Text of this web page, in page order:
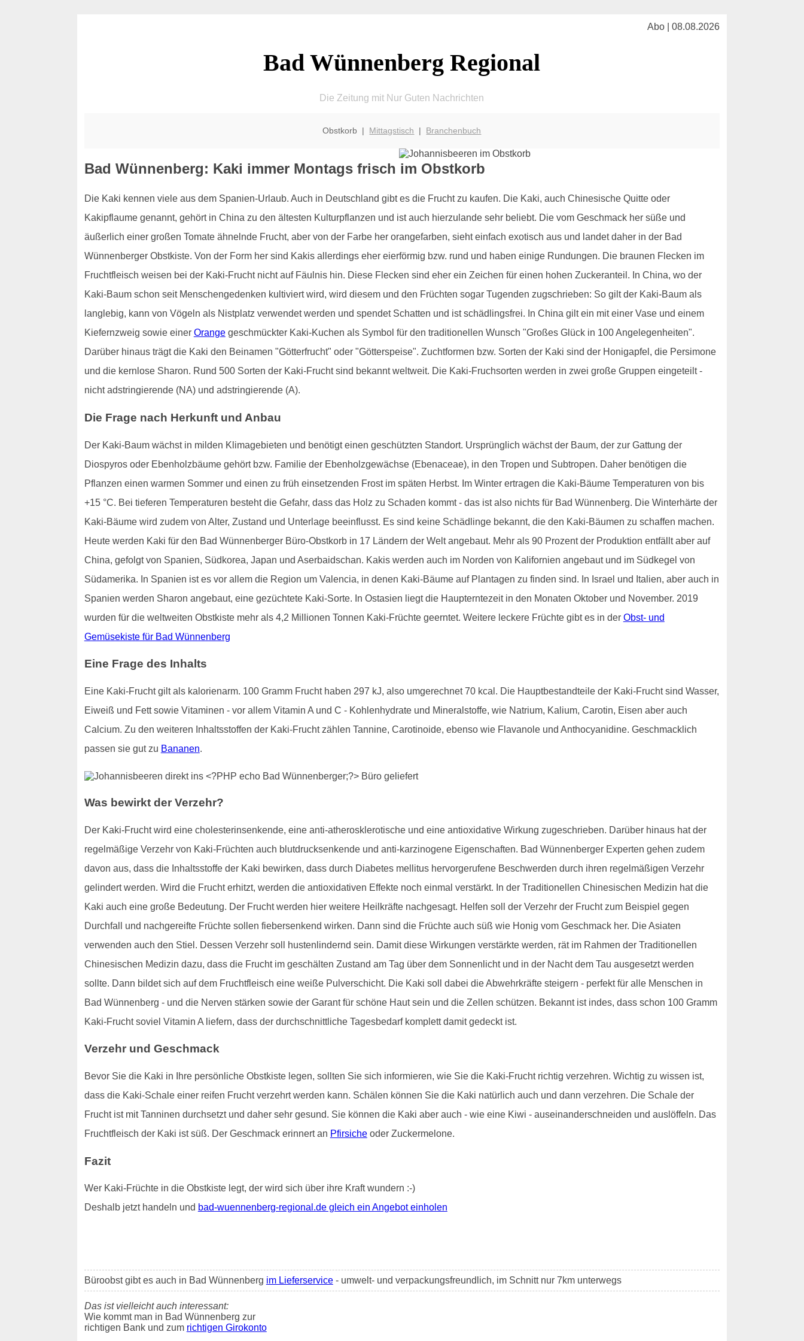
Abo | 08.08.2026
Bad Wünnenberg Regional
Die Zeitung mit Nur Guten Nachrichten
Obstkorb | Mittagstisch | Branchenbuch
Bad Wünnenberg: Kaki immer Montags frisch im Obstkorb
Die Kaki kennen viele aus dem Spanien-Urlaub. Auch in Deutschland gibt es die Frucht zu kaufen. Die Kaki, auch Chinesische Quitte oder
Kakipflaume genannt, gehört in China zu den ältesten Kulturpflanzen und ist auch hierzulande sehr beliebt. Die vom Geschmack her süße und
äußerlich einer großen Tomate ähnelnde Frucht, aber von der Farbe her orangefarben, sieht einfach exotisch aus und landet daher in der Bad
Wünnenberger Obstkiste. Von der Form her sind Kakis allerdings eher eierförmig bzw. rund und haben einige Rundungen. Die braunen Flecken im
Fruchtfleisch weisen bei der Kaki-Frucht nicht auf Fäulnis hin. Diese Flecken sind eher ein Zeichen für einen hohen Zuckeranteil. In China, wo der
Kaki-Baum schon seit Menschengedenken kultiviert wird, wird diesem und den Früchten sogar Tugenden zugschrieben: So gilt der Kaki-Baum als
langlebig, kann von Vögeln als Nistplatz verwendet werden und spendet Schatten und ist schädlingsfrei. In China gilt ein mit einer Vase und einem
Kiefernzweig sowie einer Orangegeschmückter Kaki-Kuchen als Symbol für den traditionellen Wunsch "Großes Glück in 100 Angelegenheiten".
Darüber hinaus trägt die Kaki den Beinamen "Götterfrucht" oder "Götterspeise". Zuchtformen bzw. Sorten der Kaki sind der Honigapfel, die Persimone
und die kernlose Sharon. Rund 500 Sorten der Kaki-Frucht sind bekannt weltweit. Die Kaki-Fruchsorten werden in zwei große Gruppen eingeteilt -
nicht adstringierende (NA) und adstringierende (A).
Die Frage nach Herkunft und Anbau
Der Kaki-Baum wächst in milden Klimagebieten und benötigt einen geschützten Standort. Ursprünglich wächst der Baum, der zur Gattung der
Diospyros oder Ebenholzbäume gehört bzw. Familie der Ebenholzgewächse (Ebenaceae), in den Tropen und Subtropen. Daher benötigen die
Pflanzen einen warmen Sommer und einen zu früh einsetzenden Frost im späten Herbst. Im Winter ertragen die Kaki-Bäume Temperaturen von bis
+15 °C. Bei tieferen Temperaturen besteht die Gefahr, dass das Holz zu Schaden kommt - das ist also nichts für Bad Wünnenberg. Die Winterhärte der
Kaki-Bäume wird zudem von Alter, Zustand und Unterlage beeinflusst. Es sind keine Schädlinge bekannt, die den Kaki-Bäumen zu schaffen machen.
Heute werden Kaki für den Bad Wünnenberger Büro-Obstkorb in 17 Ländern der Welt angebaut. Mehr als 90 Prozent der Produktion entfällt aber auf
China, gefolgt von Spanien, Südkorea, Japan und Aserbaidschan. Kakis werden auch im Norden von Kalifornien angebaut und im Südkegel von
Südamerika. In Spanien ist es vor allem die Region um Valencia, in denen Kaki-Bäume auf Plantagen zu finden sind. In Israel und Italien, aber auch in
Spanien werden Sharon angebaut, eine gezüchtete Kaki-Sorte. In Ostasien liegt die Haupterntezeit in den Monaten Oktober und November. 2019
wurden für die weltweiten Obstkiste mehr als 4,2 Millionen Tonnen Kaki-Früchte geerntet. Weitere leckere Früchte gibt es in der Obst- und
Gemüsekiste für Bad Wünnenberg
Eine Frage des Inhalts
Eine Kaki-Frucht gilt als kalorienarm. 100 Gramm Frucht haben 297 kJ, also umgerechnet 70 kcal. Die Hauptbestandteile der Kaki-Frucht sind Wasser,
Eiweiß und Fett sowie Vitaminen - vor allem Vitamin A und C - Kohlenhydrate und Mineralstoffe, wie Natrium, Kalium, Carotin, Eisen aber auch
Calcium. Zu den weiteren Inhaltsstoffen der Kaki-Frucht zählen Tannine, Carotinoide, ebenso wie Flavanole und Anthocyanidine. Geschmacklich
passen sie gut zu Bananen.
Was bewirkt der Verzehr?
Der Kaki-Frucht wird eine cholesterinsenkende, eine anti-atherosklerotische und eine antioxidative Wirkung zugeschrieben. Darüber hinaus hat der
regelmäßige Verzehr von Kaki-Früchten auch blutdrucksenkende und anti-karzinogene Eigenschaften. Bad Wünnenberger Experten gehen zudem
davon aus, dass die Inhaltsstoffe der Kaki bewirken, dass durch Diabetes mellitus hervorgerufene Beschwerden durch ihren regelmäßigen Verzehr
gelindert werden. Wird die Frucht erhitzt, werden die antioxidativen Effekte noch einmal verstärkt. In der Traditionellen Chinesischen Medizin hat die
Kaki auch eine große Bedeutung. Der Frucht werden hier weitere Heilkräfte nachgesagt. Helfen soll der Verzehr der Frucht zum Beispiel gegen
Durchfall und nachgereifte Früchte sollen fiebersenkend wirken. Dann sind die Früchte auch süß wie Honig vom Geschmack her. Die Asiaten
verwenden auch den Stiel. Dessen Verzehr soll hustenlindernd sein. Damit diese Wirkungen verstärkte werden, rät im Rahmen der Traditionellen
Chinesischen Medizin dazu, dass die Frucht im geschälten Zustand am Tag über dem Sonnenlicht und in der Nacht dem Tau ausgesetzt werden
sollte. Dann bildet sich auf dem Fruchtfleisch eine weiße Pulverschicht. Die Kaki soll dabei die Abwehrkräfte steigern - perfekt für alle Menschen in
Bad Wünnenberg - und die Nerven stärken sowie der Garant für schöne Haut sein und die Zellen schützen. Bekannt ist indes, dass schon 100 Gramm
Kaki-Frucht soviel Vitamin A liefern, dass der durchschnittliche Tagesbedarf komplett damit gedeckt ist.
Verzehr und Geschmack
Bevor Sie die Kaki in Ihre persönliche Obstkiste legen, sollten Sie sich informieren, wie Sie die Kaki-Frucht richtig verzehren. Wichtig zu wissen ist,
dass die Kaki-Schale einer reifen Frucht verzehrt werden kann. Schälen können Sie die Kaki natürlich auch und dann verzehren. Die Schale der
Frucht ist mit Tanninen durchsetzt und daher sehr gesund. Sie können die Kaki aber auch - wie eine Kiwi - auseinanderschneiden und auslöffeln. Das
Fruchtfleisch der Kaki ist süß. Der Geschmack erinnert an Pfirsicheoder Zuckermelone.
Fazit
Wer Kaki-Früchte in die Obstkiste legt, der wird sich über ihre Kraft wundern :-)
Deshalb jetzt handeln und bad-wuennenberg-regional.de gleich ein Angebot einholen
Büroobst gibt es auch in Bad Wünnenberg im Lieferservice- umwelt- und verpackungsfreundlich, im Schnitt nur 7km unterwegs
Das ist vielleicht auch interessant:
Wie kommt man in Bad Wünnenberg zur
richtigen Bank und zum richtigen Girokonto